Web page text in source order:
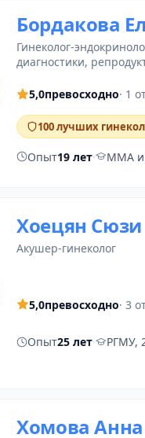
Бордакова
гинеколог-
диагностики,
5,0превосходно· 1
100 лучших
Опыт19 лет· ММА
Хоецян
акушер-гинеколог
5,0превосходно· 3
Опыт25 лет· РГМУ,
Хомова